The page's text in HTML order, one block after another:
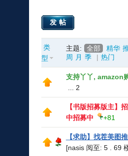
发帖
类
型
主题: 全部 精华
周
月 季 | 热门
支持丫丫, amazon
2
【书版招募版主】
中招募中
+81
【求助】找茬美图
[nasis 阅至: 5 . 69